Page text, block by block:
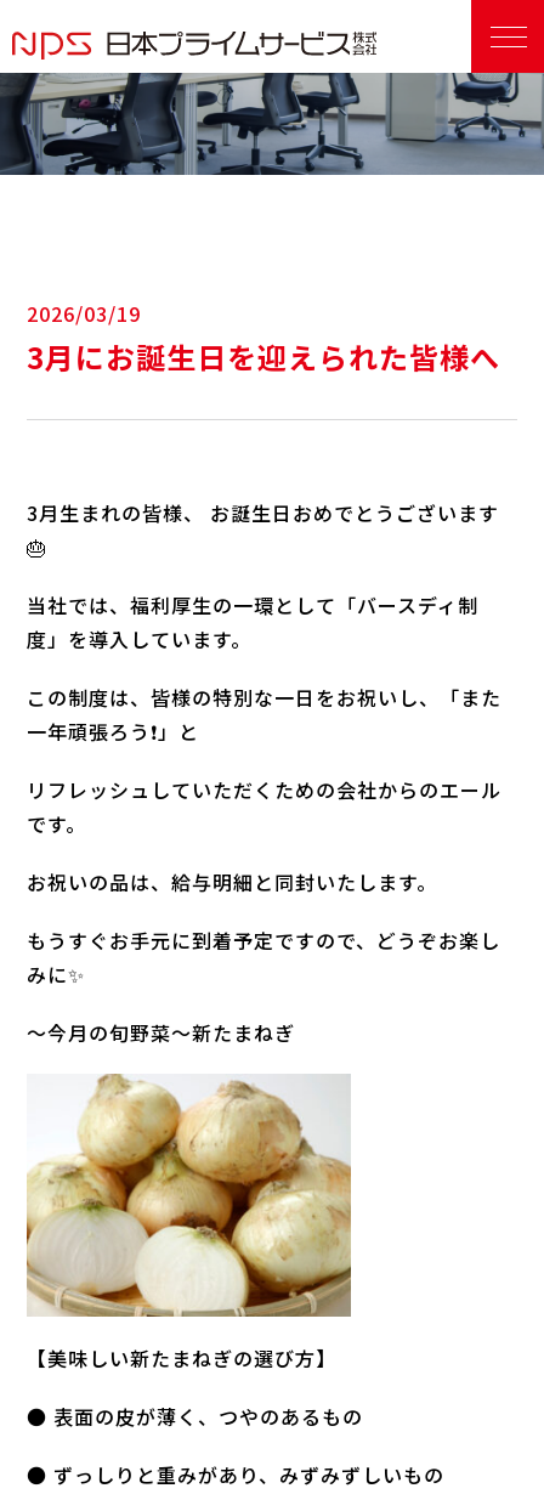
2026/03/19
3月にお誕生日を迎えられた皆様へ
3月生まれの皆様、 お誕生日おめでとうございます
🎂
当社では、福利厚生の一環として「バースディ制
度」を導入しています。
この制度は、皆様の特別な一日をお祝いし、「また
一年頑張ろう❗」と
リフレッシュしていただくための会社からのエール
です。
お祝いの品は、給与明細と同封いたします。
もうすぐお手元に到着予定ですので、どうぞお楽し
みに✨
～今月の旬野菜～新たまねぎ
【美味しい新たまねぎの選び方】
● 表面の皮が薄く、つやのあるもの
● ずっしりと重みがあり、みずみずしいもの